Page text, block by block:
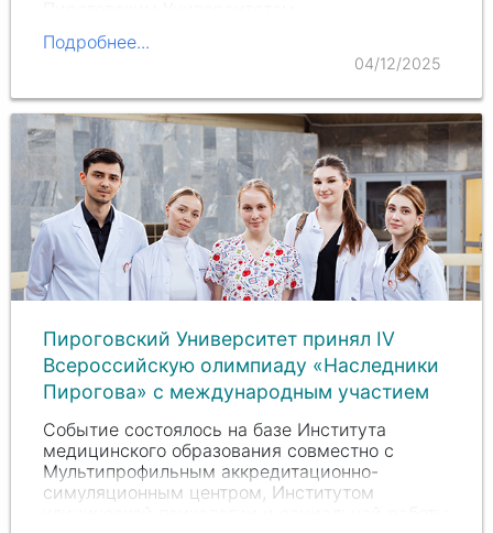
Подробнее...
04/12/2025
Пироговский Университет принял IV
Всероссийскую олимпиаду «Наследники
Пирогова» с международным участием
Событие состоялось на базе Института
медицинского образования совместно с
Мультипрофильным аккредитационно-
симуляционным центром, Институтом